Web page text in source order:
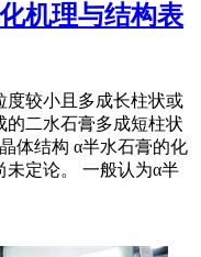
机理与结构表
度较小且多成长柱状或
的二水石膏多成短柱状
体结构 α半水石膏的化
定论。 一般认为α半